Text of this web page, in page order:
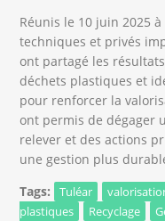
Réunis le 10 juin 2025
techniques et privés
ont partagé les
déchets plastiques et
pour renforcer la
ont permis de dégager
relever et des actions
une gestion plus
Tags:
Tuléar
plastiques
Recyclage